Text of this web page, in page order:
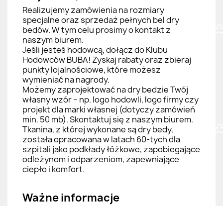
Realizujemy zamówienia na rozmiary
specjalne oraz sprzedaż pełnych bel dry
bedów. W tym celu prosimy o kontakt z
naszym biurem.
Jeśli jesteś hodowcą, dołącz do Klubu
Hodowców BUBA! Zyskaj rabaty oraz zbieraj
punkty lojalnościowe, które możesz
wymieniać na nagrody.
Możemy zaprojektować na dry bedzie Twój
własny wzór – np. logo hodowli, logo firmy czy
projekt dla marki własnej (dotyczy zamówień
min. 50 mb). Skontaktuj się z naszym biurem.
Tkanina, z której wykonane są dry bedy,
została opracowana w latach 60-tych dla
szpitali jako podkłady łóżkowe, zapobiegające
odleżynom i odparzeniom, zapewniające
ciepło i komfort.
Ważne informacje